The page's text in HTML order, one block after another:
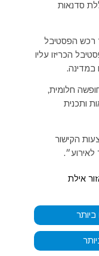
סדנאות
רכש הפסטיבל
הכריזו עליו
במדינה.
חלומית,
ותכנית
הקישור
אילת
ביותר